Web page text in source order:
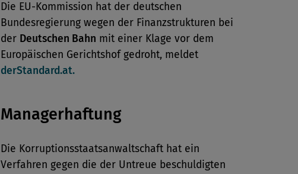
Die EU-Kommission hat der deutschen
Bundesregierung wegen der Finanzstrukturen bei
der Deutschen Bahn mit einer Klage vor dem
Europäischen Gerichtshof gedroht, meldet
derStandard.at.
Managerhaftung
Die Korruptionsstaatsanwaltschaft hat ein
Verfahren gegen die der Untreue beschuldigten